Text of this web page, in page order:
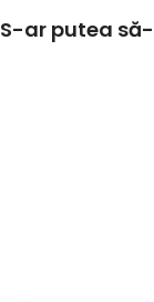
S-ar putea